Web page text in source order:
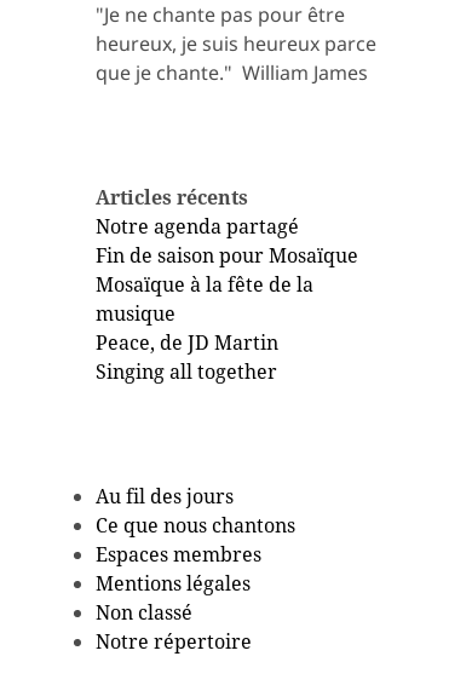
"Je ne chante pas pour être
heureux, je suis heureux parce
que je chante." ​ William James
Articles récents
Notre agenda partagé
Fin de saison pour Mosaïque
Mosaïque à la fête de la
musique
Peace, de JD Martin
Singing all together
Au fil des jours
Ce que nous chantons
Espaces membres
Mentions légales
Non classé
Notre répertoire